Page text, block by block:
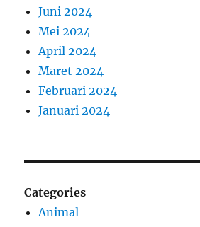
Juni 2024
Mei 2024
April 2024
Maret 2024
Februari 2024
Januari 2024
Categories
Animal